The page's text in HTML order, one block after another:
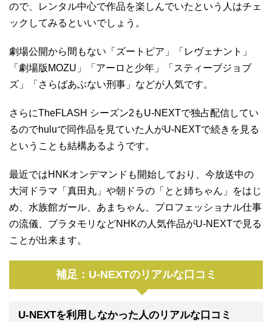
ので、レンタル中心で作品を楽しんでいたという人はチェ
ックしてみるといいでしょう。
劇場公開から間もない「ズートピア」「レヴェナント」
「劇場版MOZU」「アーロと少年」「スティーブジョブ
ズ」「さらばあぶない刑事」などが人気です。
さらにTheFLASH シーズン2もU-NEXTで独占配信してい
るのでhuluで同作品を見ていた人がU-NEXTで続きを見る
ということも結構あるようです。
最近ではHNKオンデマンドも開始しており、今放送中の
大河ドラマ「真田丸」や朝ドラの「とと姉ちゃん」をはじ
め、水族館ガール、あまちゃん、プロフェッショナル仕事
の流儀、ブラタモリなどNHKの人気作品がU-NEXTで見る
ことが出来ます。
補足：U-NEXTのリアルな口コミ
U-NEXTを利用しなかった人のリアルな口コミ